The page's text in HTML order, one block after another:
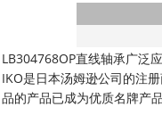
LB304768OP直线轴承广泛
IKO是日本汤姆逊公司的注
品的产品已成为优质名牌产